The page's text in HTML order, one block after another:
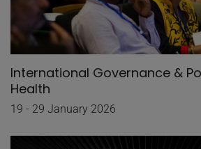
International Governance &
Health
19 - 29 January 2026